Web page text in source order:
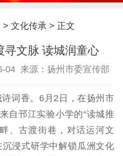
要闻
示公告
政策法规
动态
> 文化传承 > 正文
寻文脉 读城润童心
04 来源：扬州市委宣传部
词香。6月2日，在扬州市
自邗江实验小学的“读城推
、古渡街巷，对话运河文
浸式研学中解锁瓜洲文化